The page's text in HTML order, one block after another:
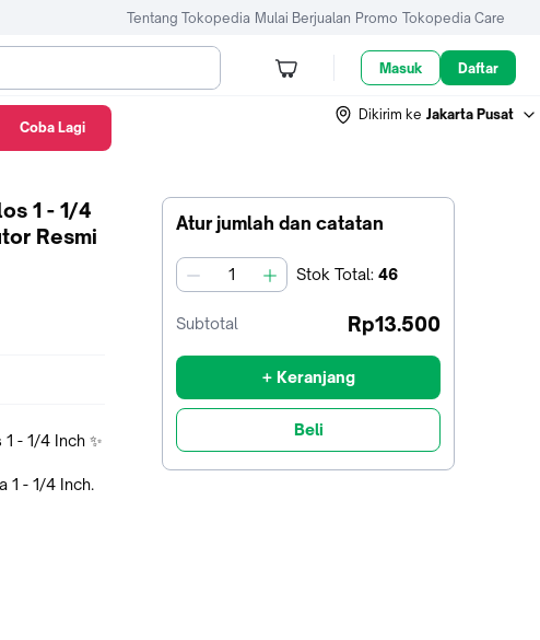
Tentang Tokopedia Mulai Berjualan Promo Tokopedia Care
Masuk Daftar
Dikirim ke Jakarta Pusat
Atur jumlah dan catatan
jumlah Stok Total: 46
Subtotal Rp13.500
+ Keranjang
Beli
1 - 1/4
Resmi
- 1/4 Inch ✨
1 - 1/4 Inch.
Coba Lagi